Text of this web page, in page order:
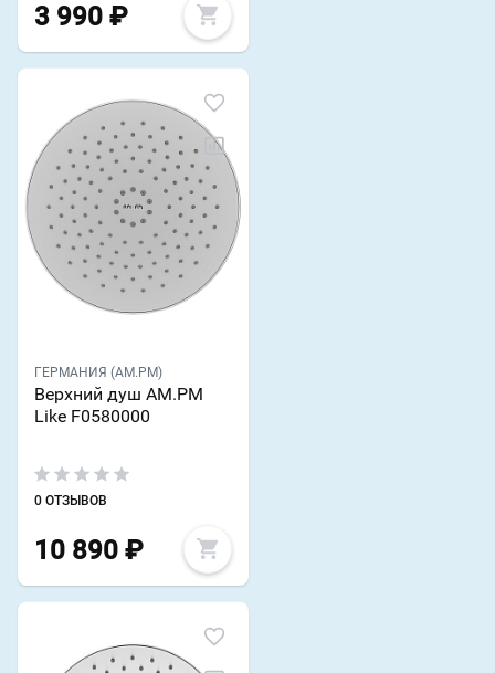
3 990 ₽
ГЕРМАНИЯ (AM.PM)
Верхний душ AM.PM
Like F0580000
0 ОТЗЫВОВ
10 890 ₽